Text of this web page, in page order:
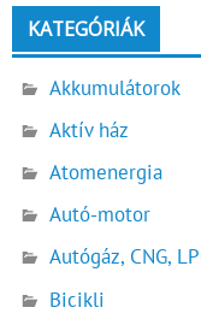
KATEGÓRIÁK
Akkumulátorok
Aktív ház
Atomenergia
Autó-motor
Autógáz, CNG,
Bicikli